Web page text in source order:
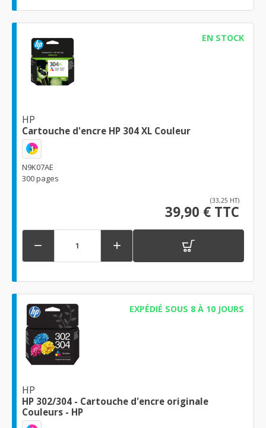
EN STOCK
HP
Cartouche d'encre HP 304 XL Couleur
1
N9K07AE
300 pages
(33,25 HT)
39,90 € TTC
 
EXPÉDIÉ SOUS 8 À 10 JOURS
HP
HP 302/304 - Cartouche d'encre originale
Couleurs - HP